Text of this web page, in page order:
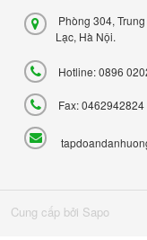
Phòng 304,
Lạc, Hà Nội.
Hotline: 0896
Fax: 0462942824
Cung cấp bởi Sapo